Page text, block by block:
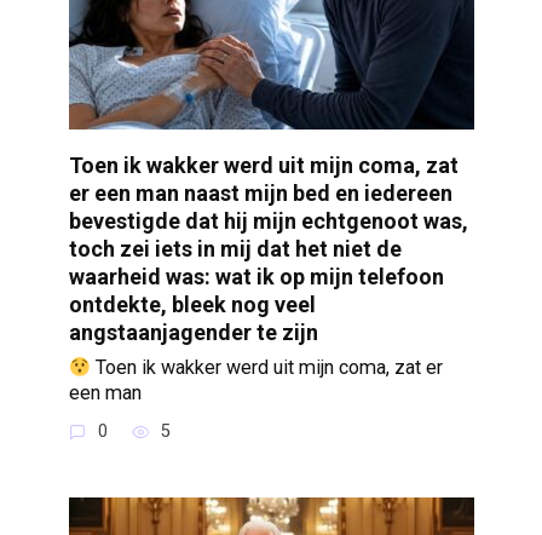
Toen ik wakker werd uit mijn coma, zat
er een man naast mijn bed en iedereen
bevestigde dat hij mijn echtgenoot was,
toch zei iets in mij dat het niet de
waarheid was: wat ik op mijn telefoon
ontdekte, bleek nog veel
angstaanjagender te zijn
Toen ik wakker werd uit mijn coma, zat er
een man
0 5